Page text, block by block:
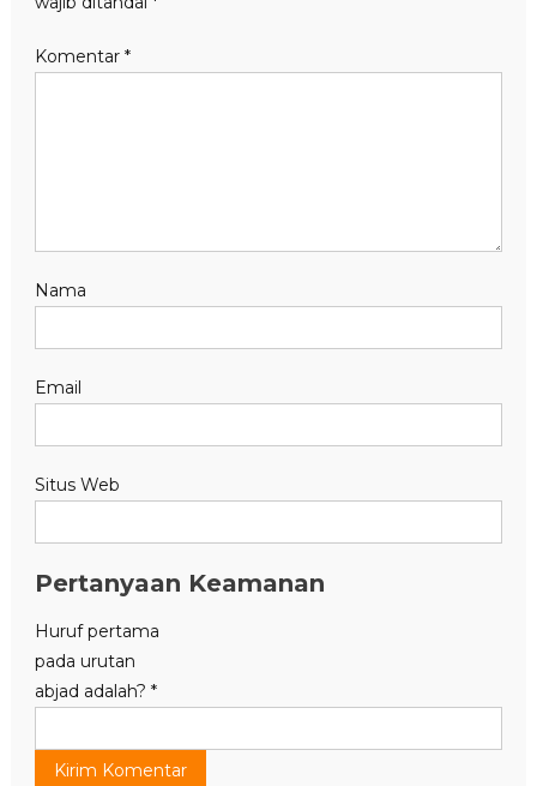
Komentar *
Nama
Email
Situs Web
Pertanyaan Keamanan
Huruf pertama
pada urutan
abjad adalah? *